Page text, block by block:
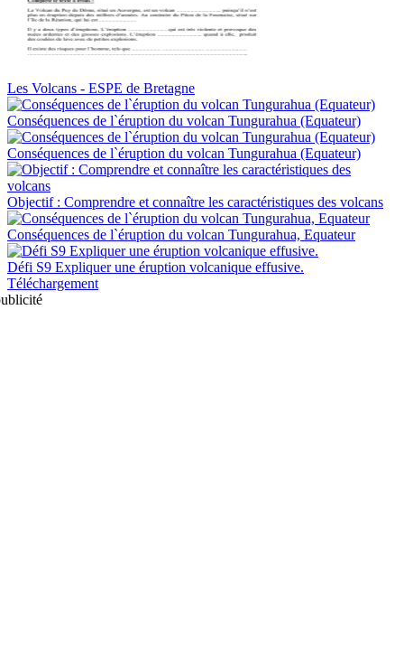
Les Volcans - ESPE de Bretagne
Conséquences de l`éruption du volcan Tungurahua (Equateur)
Conséquences de l`éruption du volcan Tungurahua (Equateur)
Objectif : Comprendre et connaître les caractéristiques des volcans
Conséquences de l`éruption du volcan Tungurahua, Equateur
Défi S9 Expliquer une éruption volcanique effusive.
Téléchargement